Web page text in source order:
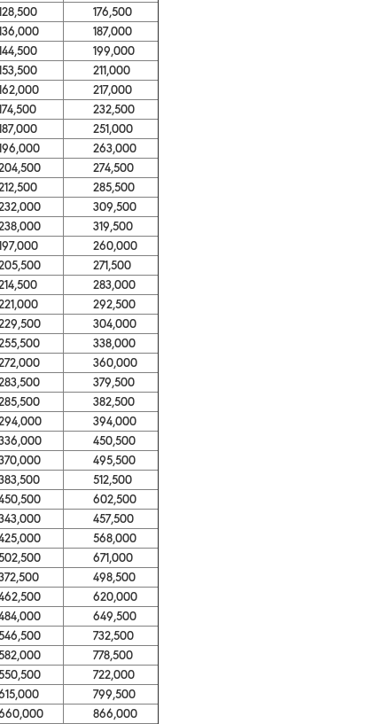
176,500
187,000
199,000
211,000
217,000
232,500
251,000
263,000
274,500
285,500
309,500
319,500
260,000
271,500
283,000
292,500
304,000
338,000
360,000
379,500
382,500
394,000
450,500
495,500
512,500
602,500
457,500
568,000
671,000
498,500
620,000
649,500
732,500
778,500
722,000
799,500
866,000